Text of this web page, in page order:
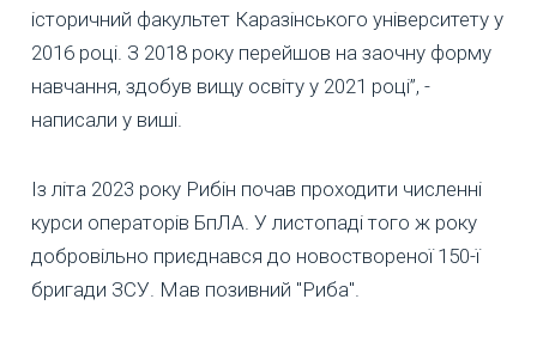
історичний факультет Каразінського університету у
2016 році. З 2018 року перейшов на заочну форму
навчання, здобув вищу освіту у 2021 році”, -
написали у виші.
Із літа 2023 року Рибін почав проходити численні
курси операторів БпЛА. У листопаді того ж року
добровільно приєднався до новоствореної 150-ї
бригади ЗСУ. Мав позивний "Риба".